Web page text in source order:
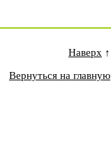
Наверх ↑
Вернуться на главную